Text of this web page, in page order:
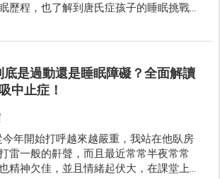
歷程，也了解到唐氏症孩子的睡眠挑戰
底是過動還是睡眠障礙？全面解讀
中止症！
今年開始打呼越來越嚴重，我站在他臥房
雷一般的鼾聲，而且最近常常半夜常常
精神欠佳，並且情緒起伏大，在課堂上